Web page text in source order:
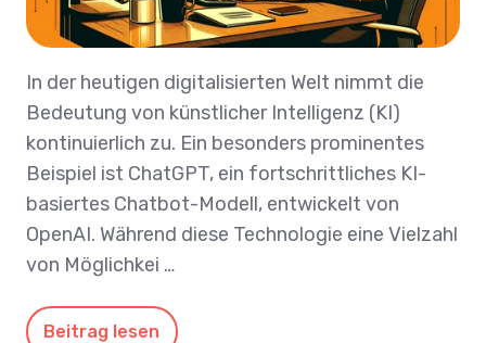
In der heutigen digitalisierten Welt nimmt die
Bedeutung von künstlicher Intelligenz (KI)
kontinuierlich zu. Ein besonders prominentes
Beispiel ist ChatGPT, ein fortschrittliches KI-
basiertes Chatbot-Modell, entwickelt von
OpenAI. Während diese Technologie eine Vielzahl
von Möglichkei …
Beitrag lesen